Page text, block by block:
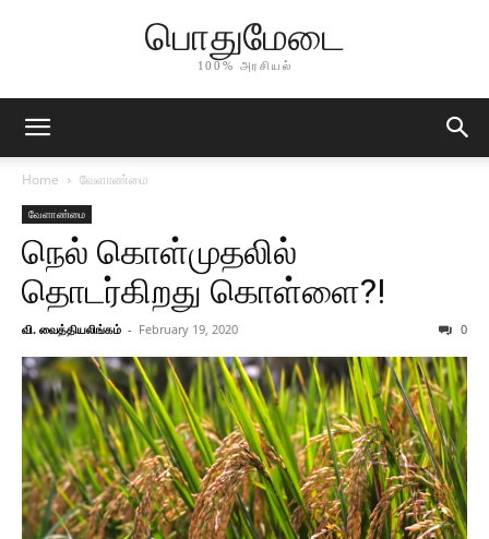
பொதுமேடை
100% அரசியல்
Home வேளாண்மை
வேளாண்மை
நெல் கொள்முதலில்
தொடர்கிறது கொள்ளை?!
வி. வைத்தியலிங்கம் - February 19, 2020 0